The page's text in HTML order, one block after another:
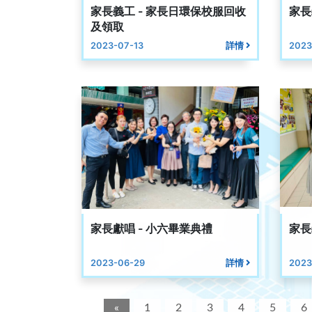
家長義工 - 家長日環保校服回收
及領取
2023-07-13 詳情
家
家長獻唱 - 小六畢業典禮
2023-06-29 詳情
家
« 1 2 3 4 5 6